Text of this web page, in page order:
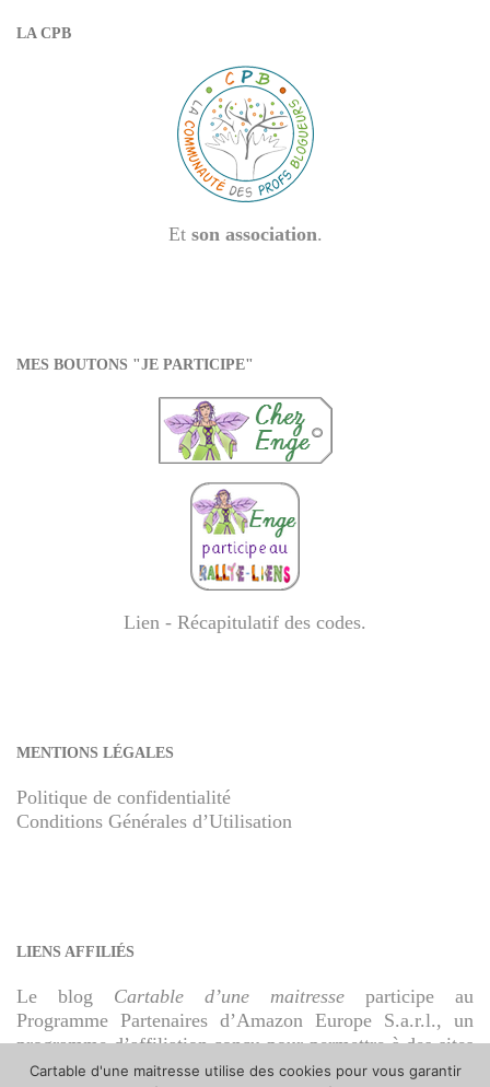
LA CPB
Et son association.
MES BOUTONS "JE PARTICIPE"
Lien - Récapitulatif des codes.
MENTIONS LÉGALES
Politique de confidentialité
Conditions Générales d’Utilisation
LIENS AFFILIÉS
Le blog Cartable d’une maitresse participe au
Programme Partenaires d’Amazon Europe S.a.r.l., un
programme d’affiliation conçu pour permettre à des sites
de percevoir une rémunération grâce à la création de
Cartable d'une maitresse utilise des cookies pour vous garantir